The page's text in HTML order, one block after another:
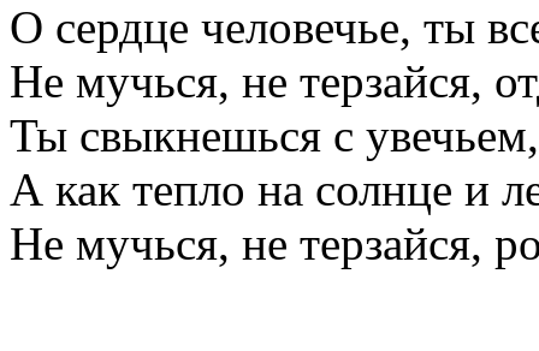
О сердце человечье, ты
Не мучься, не терзайся,
Ты свыкнешься с
А как тепло на солнце и
Не мучься, не терзайся,